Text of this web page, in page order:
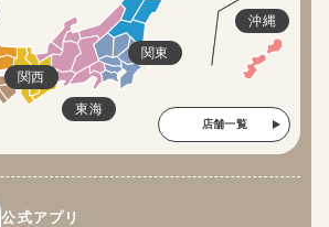
関東
東海
関西
沖縄
店舗一覧
公式アプリ